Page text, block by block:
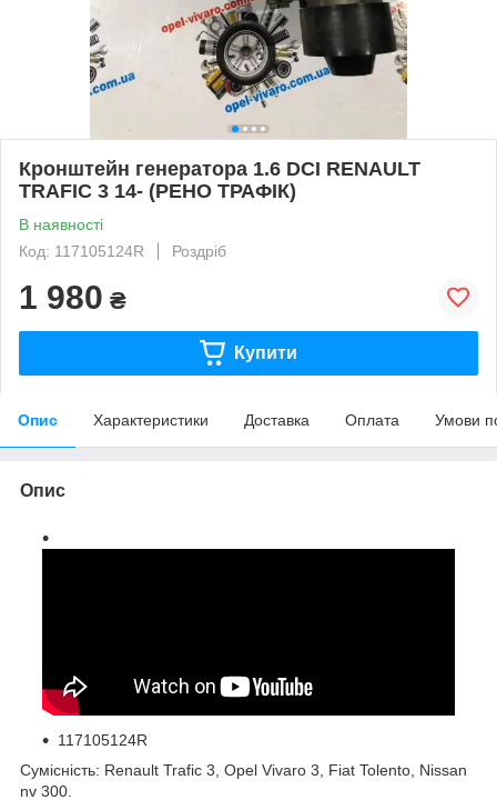
Кронштейн генератора 1.6 DCI RENAULT
TRAFIC 3 14- (РЕНО ТРАФІК)
В наявності
Код: 117105124R
Роздріб
1 980 ₴
Купити
Опис Характеристики Доставка Оплата Умови
Опис
117105124R
Сумісність: Renault Trafic 3, Opel Vivaro 3, Fiat Tolento, Nissan
nv 300.